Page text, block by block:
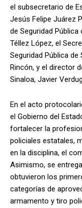
el subsecretario de
Jesús Felipe Juárez
de Seguridad Pública
Téllez López, el
Seguridad Pública de
Rincón, y el director
Sinaloa, Javier
En el acto
el Gobierno del
fortalecer la
policiales estatales,
en la disciplina, el
Asimismo, se
obtuvieron los
categorías de
armamento y tiro